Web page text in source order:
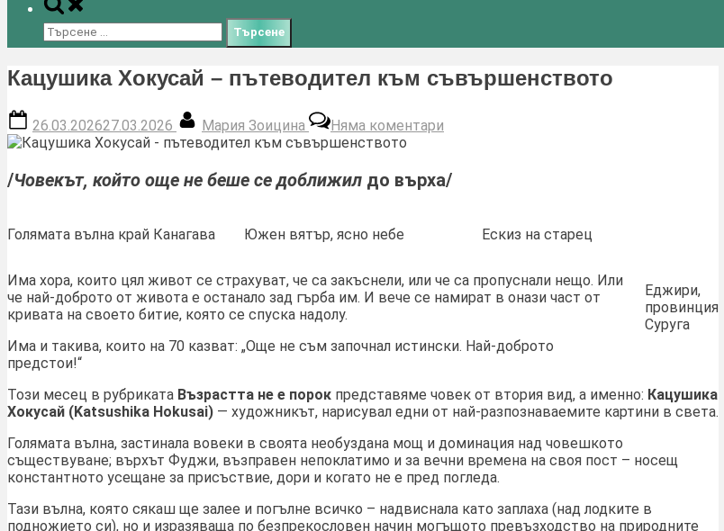
search
form
Търсене
за:
Кацушика Хокусай – пътеводител към съвършенството
Posted
on
26.03.202627.03.2026
By
Мария Зоицина Няма коментариКацушика
пътеводител
/Човекът, който още не беше се доближил до върха/
Голямата вълна край Канагава Южен вятър, ясно небе Ескиз на старец
Еджири,
провинция
Суруга
Има хора, които цял живот се страхуват, че са закъснели, или че са пропуснали нещо. Или
че най-доброто от живота е останало зад гърба им. И вече се намират в онази част от
кривата на своeто битие, която се спуска надолу.
Има и такива, които на 70 казват: „Още не съм започнал истински. Най-доброто
предстои!“
Този месец в рубриката Възрастта не е порок представяме човек от втория вид, а именно: Кацушика
Хокусай (Katsushika Hokusai) — художникът, нарисувал едни от най-разпознаваемите картини в света.
Голямата вълна, застинала вовеки в своята необуздана мощ и доминация над човешкото
съществуване; върхът Фуджи, възправен непоклатимо и за вечни времена на своя пост – носещ
константното усещане за присъствие, дори и когато не е пред погледа.
Тази вълна, която сякаш ще залее и погълне всичко – надвиснала като заплаха (над лодките в
подножието си), но и изразяваща по безпрекословен начин могъщото превъзходство на природните